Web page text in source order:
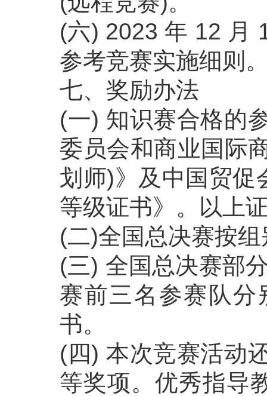
(六) 2023 年 12 月
参考竞赛实施细则
七、奖励办法
(一) 知识赛合格的
委员会和商业国际
划师)》及中国贸促
等级证书》。以上
(二)全国总决赛按
(三) 全国总决赛部
赛前三名参赛队
书。
(四) 本次竞赛活动
等奖项。优秀指导